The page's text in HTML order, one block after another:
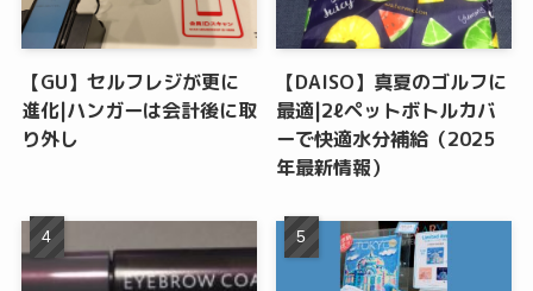
【GU】セルフレジが更に
進化|ハンガーは会計後に取
り外し
【DAISO】真夏のゴルフに
最適|2ℓペットボトルカバ
ーで快適水分補給（2025
年最新情報）